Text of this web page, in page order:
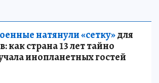
натянули «сетку»для
как страна 13 лет тайно
инопланетных гостей